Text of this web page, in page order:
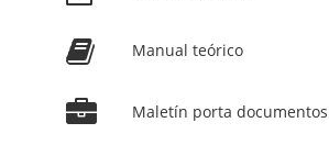
Manual teórico
Maletín porta documentos